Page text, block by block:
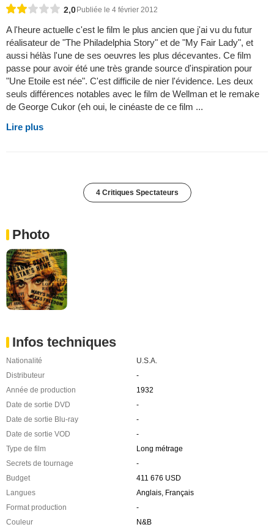
2,0 Publiée le 4 février 2012
A l'heure actuelle c'est le film le plus ancien que j'ai vu du futur
réalisateur de "The Philadelphia Story" et de "My Fair Lady", et
aussi hélàs l'une de ses oeuvres les plus décevantes. Ce film
passe pour avoir été une très grande source d'inspiration pour
"Une Etoile est née". C'est difficile de nier l'évidence. Les deux
seuls différences notables avec le film de Wellman et le remake
de George Cukor (eh oui, le cinéaste de ce film ...
Lire plus
4 Critiques Spectateurs
Photo
Infos techniques
Nationalité
U.S.A.
Distributeur
-
Année de production
1932
Date de sortie DVD
-
Date de sortie Blu-ray
-
Date de sortie VOD
-
Type de film
Long métrage
Secrets de tournage
-
Budget
411 676 USD
Langues
Anglais, Français
Format production
-
Couleur
N&B